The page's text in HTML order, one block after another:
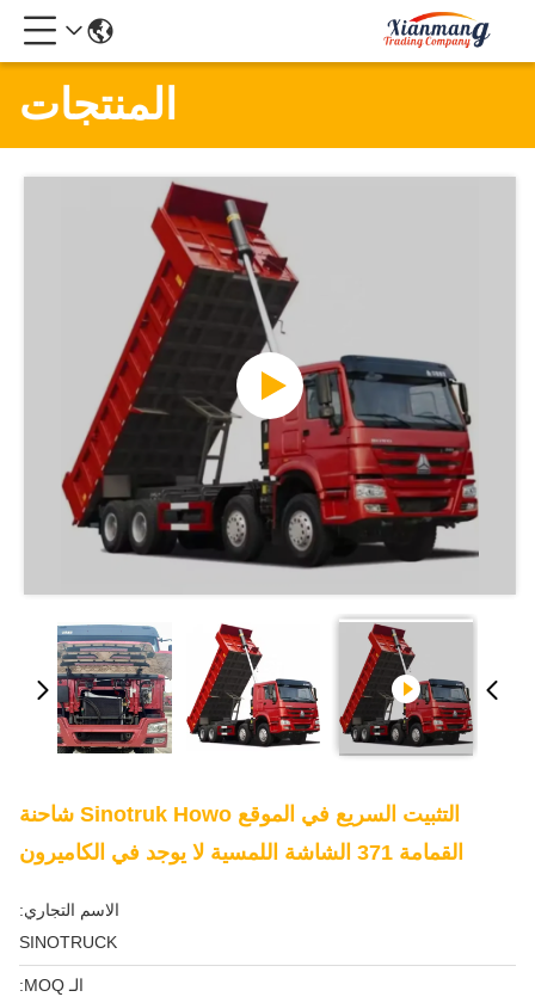
المنتجات
التثبيت السريع في الموقع Sinotruk Howo شاحنة
القمامة 371 الشاشة اللمسية لا يوجد في الكاميرون
الاسم التجاري:
SINOTRUCK
الـ MOQ: